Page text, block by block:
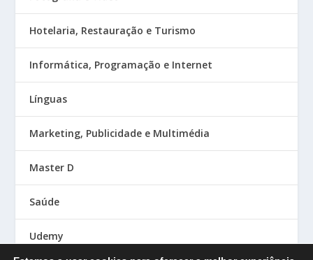
Hotelaria, Restauração e Turismo
Informática, Programação e Internet
Línguas
Marketing, Publicidade e Multimédia
Master D
Saúde
Udemy